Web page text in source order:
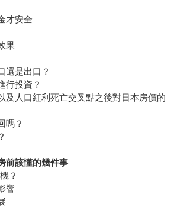
才安全
果
還是出口？
行投資？
及人口紅利死亡交叉點之後對日本房價的
嗎？
該懂的幾件事
？
響